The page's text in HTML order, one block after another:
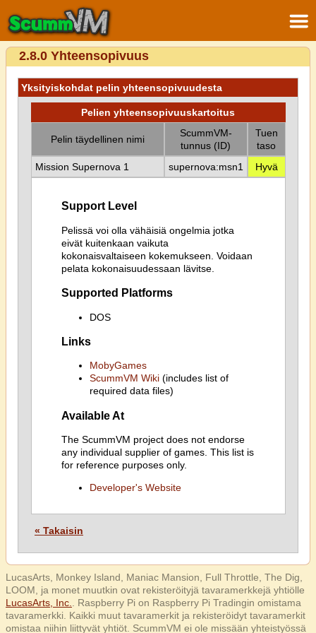
2.8.0 Yhteensopivuus
Yksityiskohdat pelin yhteensopivuudesta
Pelien yhteensopivuuskartoitus
Pelin täydellinen nimi
ScummVM-
tunnus (ID)
Tuen
taso
Mission Supernova 1
supernova:msn1 Hyvä
Support Level
Pelissä voi olla vähäisiä ongelmia jotka
eivät kuitenkaan vaikuta
kokonaisvaltaiseen kokemukseen. Voidaan
pelata kokonaisuudessaan lävitse.
Supported Platforms
DOS
Links
MobyGames
ScummVM Wiki(includes list of
required data files)
Available At
The ScummVM project does not endorse
any individual supplier of games. This list is
for reference purposes only.
Developer's Website
« Takaisin
LucasArts, Monkey Island, Maniac Mansion, Full Throttle, The Dig,
LOOM, ja monet muutkin ovat rekisteröityjä tavaramerkkejä yhtiölle
LucasArts, Inc.
. Raspberry Pi on Raspberry Pi Tradingin omistama
tavaramerkki. Kaikki muut tavaramerkit ja rekisteröidyt tavaramerkit
omistaa niihin liittyvät yhtiöt. ScummVM ei ole missään yhteistyössä